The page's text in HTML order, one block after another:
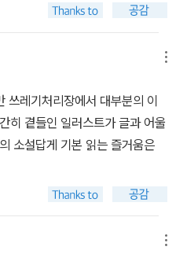
상적 성격은 덜한 반면, 심리적
르 : 이 작품에서 나는 액션보
물들이 심층적으로 묘사되고
있어 기존 작품들보다 한 걸음
들에서는 액션이 인물들의 심
주인공의 생각과 꿈들이 이야기
면에서 보자면, 나는 독자가 여
과, 그녀가 행동하는 것을 보는
안과 밖에 동시에 있게 되는 셈
의 중심인물을 심층적으로 이
쓰레기처리장에서 대부분의 이
히 곁들인 일러스트가 글과 어울
소설답게 기본 읽는 즐거움은